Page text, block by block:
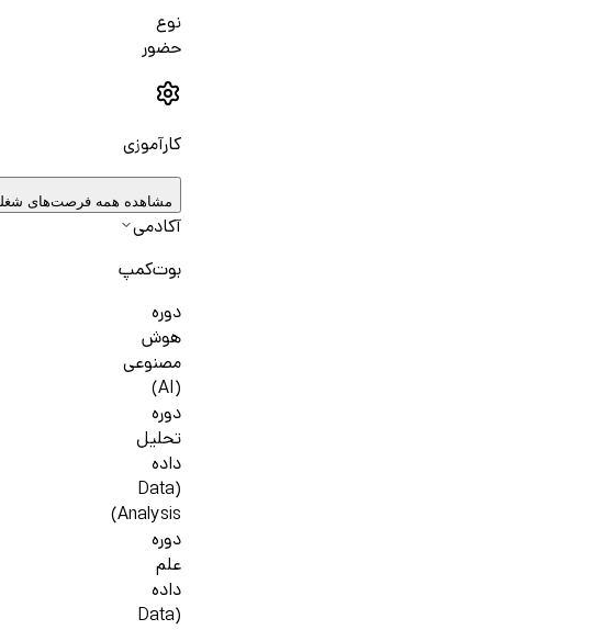
نوع
حضور
کارآموزی
مشاهده همه فرصت‌های
آکادمی
بوت‌کمپ
دوره
هوش
مصنوعی
(AI)
دوره
تحلیل
داده
(Data
Analysis)
دوره
علم
داده
(Data